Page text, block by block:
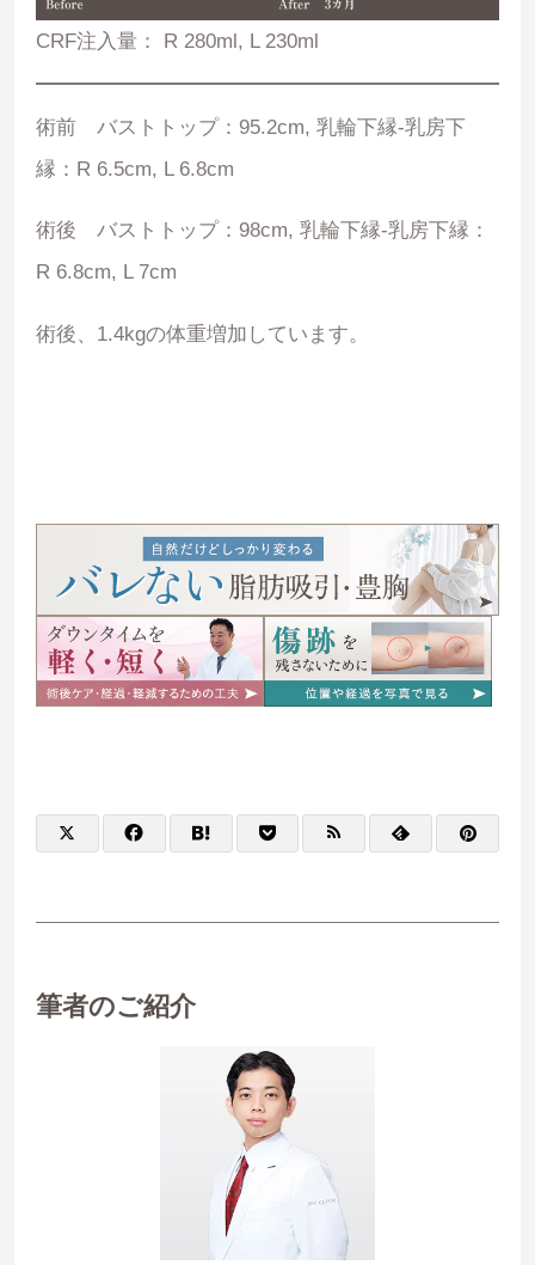
CRF注入量： R 280ml, L 230ml
術前 バストトップ：95.2cm, 乳輪下縁-乳房下
縁：R 6.5cm, L 6.8cm
術後 バストトップ：98cm, 乳輪下縁-乳房下縁：
R 6.8cm, L 7cm
術後、1.4kgの体重増加しています。
筆者のご紹介